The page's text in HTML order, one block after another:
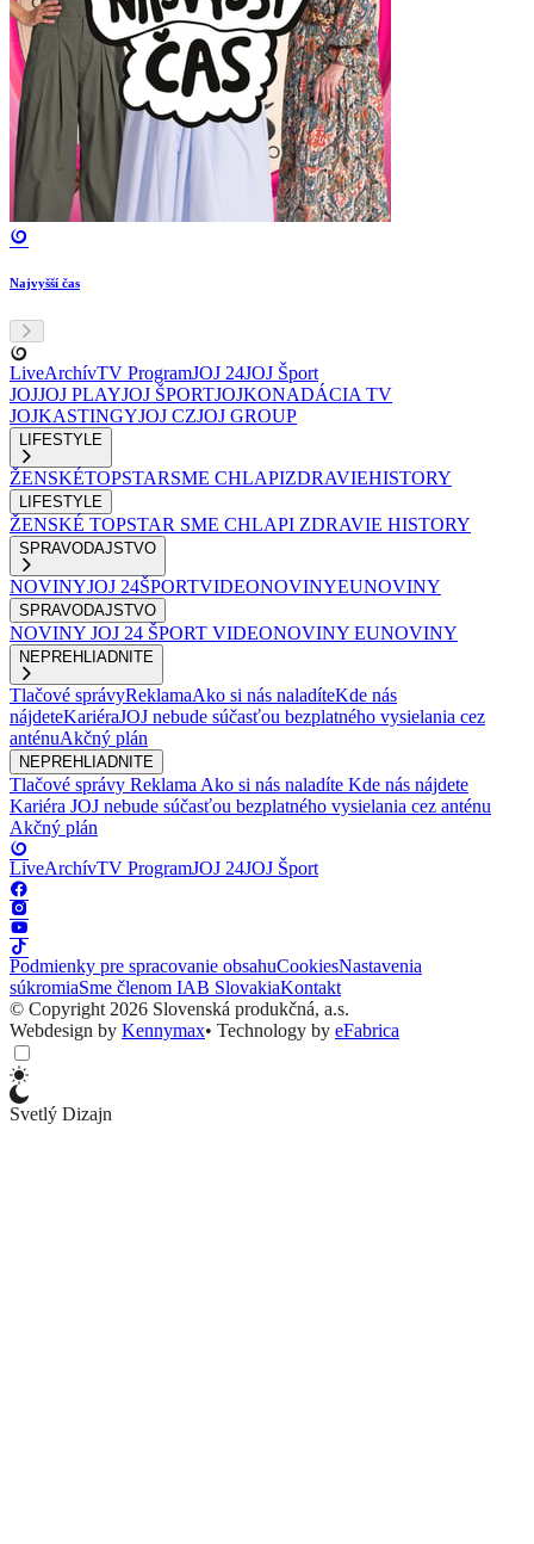
Najvyšší čas
LiveArchívTV ProgramJOJ 24JOJ Šport
JOJJOJ PLAYJOJ ŠPORTJOJKONADÁCIA TV
JOJKASTINGYJOJ CZJOJ GROUP
LIFESTYLE
ŽENSKÉTOPSTARSME CHLAPIZDRAVIEHISTORY
LIFESTYLE
ŽENSKÉ TOPSTAR SME CHLAPI ZDRAVIE HISTORY
SPRAVODAJSTVO
NOVINYJOJ 24ŠPORTVIDEONOVINYEUNOVINY
SPRAVODAJSTVO
NOVINY JOJ 24 ŠPORT VIDEONOVINY EUNOVINY
NEPREHLIADNITE
Tlačové správyReklamaAko si nás naladíteKde nás
nájdeteKariéraJOJ nebude súčasťou bezplatného vysielania cez
anténuAkčný plán
NEPREHLIADNITE
Tlačové správy Reklama Ako si nás naladíte Kde nás nájdete
Kariéra JOJ nebude súčasťou bezplatného vysielania cez anténu
Akčný plán
LiveArchívTV ProgramJOJ 24JOJ Šport
Podmienky pre spracovanie obsahuCookiesNastavenia
súkromiaSme členom IAB SlovakiaKontakt
© Copyright 2026 Slovenská produkčná, a.s.
Webdesign by Kennymax• Technology by eFabrica
Svetlý Dizajn